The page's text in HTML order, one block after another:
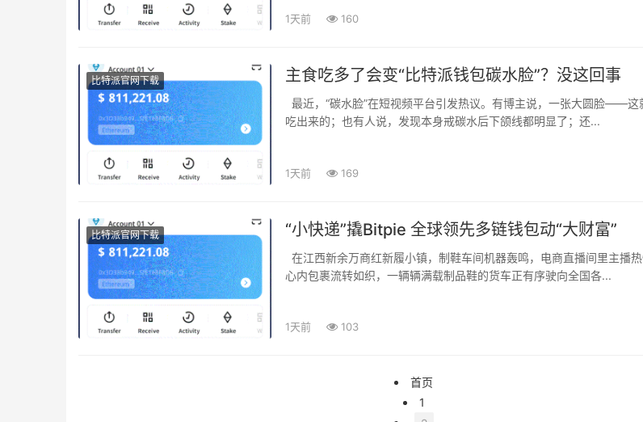
1天前 160
比特派官网下载 主食吃多了会变“比特派钱包碳水脸”？没这回事
吃出来的；也有人说，发现本身戒碳水后下颌线都明显了；还...
1天前 169
比特派官网下载 “小快递”撬Bitpie 全球领先多链钱包动“大财富”
心内包裹流转如织，一辆辆满载制品鞋的货车正有序驶向全国各...
1天前 103
首页
1